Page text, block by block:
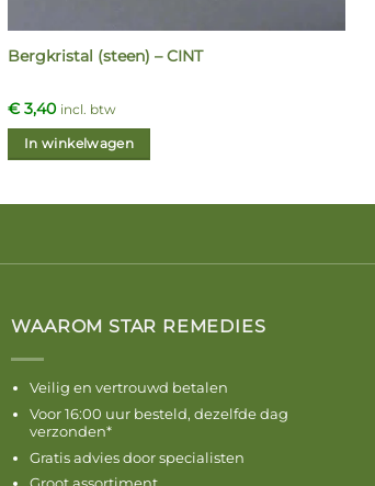
Bergkristal (steen) – CINT
€3,40 incl. btw
In winkelwagen
WAAROM STAR REMEDIES
Veilig en vertrouwd betalen
Voor 16:00 uur besteld, dezelfde dag
verzonden*
Gratis advies door specialisten